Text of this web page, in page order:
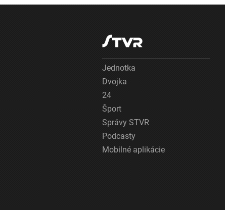
Jednotka
Dvojka
24
Šport
Správy STVR
Podcasty
Mobilné aplikácie